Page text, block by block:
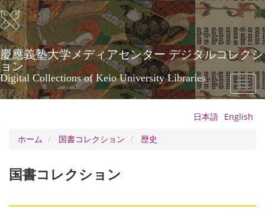
メ
イ
ン
コ
ン
テ
ン
ツ
に
慶應義塾大学メディアセンター デジタルコレクシ
ョン
Digital Collections of Keio University Libraries
Toggle
日本語 English
ホーム
国書コレクション 歴史
国書コレクション